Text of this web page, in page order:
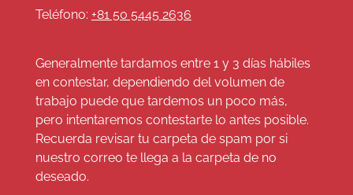
Teléfono: +81 50 5445 2636
Generalmente tardamos entre 1 y 3 días hábiles
en contestar, dependiendo del volumen de
trabajo puede que tardemos un poco más,
pero intentaremos contestarte lo antes posible.
Recuerda revisar tu carpeta de spam por si
nuestro correo te llega a la carpeta de no
deseado.